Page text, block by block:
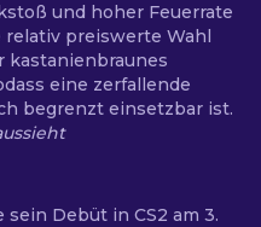
und hoher Feuerrate
preiswerte Wahl
kastanienbraunes
eine zerfallende
begrenzt einsetzbar ist.
Debüt in CS2 am 3.